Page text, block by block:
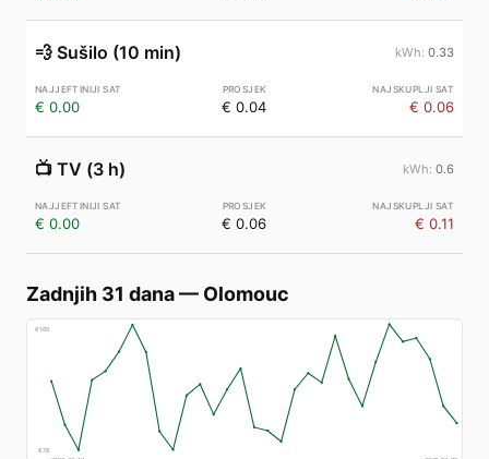
💨 Sušilo (10 min) 0.33
€ 0.00 € 0.04 € 0.06
📺 TV (3 h) 0.6
€ 0.00 € 0.06 € 0.11
Zadnjih 31 dana— Olomouc
€160
€78